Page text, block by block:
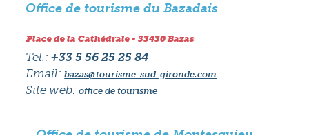
Office de tourisme du Bazadais
Place de la Cathédrale - 33430 Bazas
Tel.: +33 5 56 25 25 84
Email: bazas@tourisme-sud-gironde.com
Site web: office de tourisme